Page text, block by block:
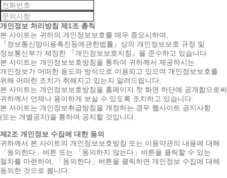
개인정보 처리방침 제1조 총칙
본 사이트는 귀하의 개인정보보호를 매우 중요시하며,
『정보통신망이용촉진등에관한법률』상의 개인정보보호 규정 및
정보통신부가 제정한 『개인정보보호지침』을 준수하고 있습니다.
본 사이트는 개인정보보호방침을 통하여 귀하께서 제공하시는
개인정보가 어떠한 용도와 방식으로 이용되고 있으며 개인정보보호를
위해 어떠한 조치가 취해지고 있는지 알려드립니다.
본 사이트는 개인정보보호방침을 홈페이지 첫 화면 하단에 공개함으로써
귀하께서 언제나 용이하게 보실 수 있도록 조치하고 있습니다.
본 사이트는 개인정보취급방침을 개정하는 경우 웹사이트 공지사항
(또는 개별공지)을 통하여 공지할 것입니다.
제2조 개인정보 수집에 대한 동의
귀하께서 본 사이트의 개인정보보호방침 또는 이용약관의 내용에 대해
「동의한다」버튼 또는 「동의하지 않는다」버튼을 클릭할 수 있는
절차를 마련하여, 「동의한다」버튼을 클릭하면 개인정보 수집에 대해
동의한 것으로 봅니다.